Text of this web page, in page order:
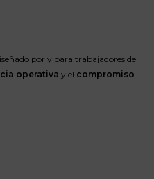
por y para trabajadores de
operativa y el compromiso